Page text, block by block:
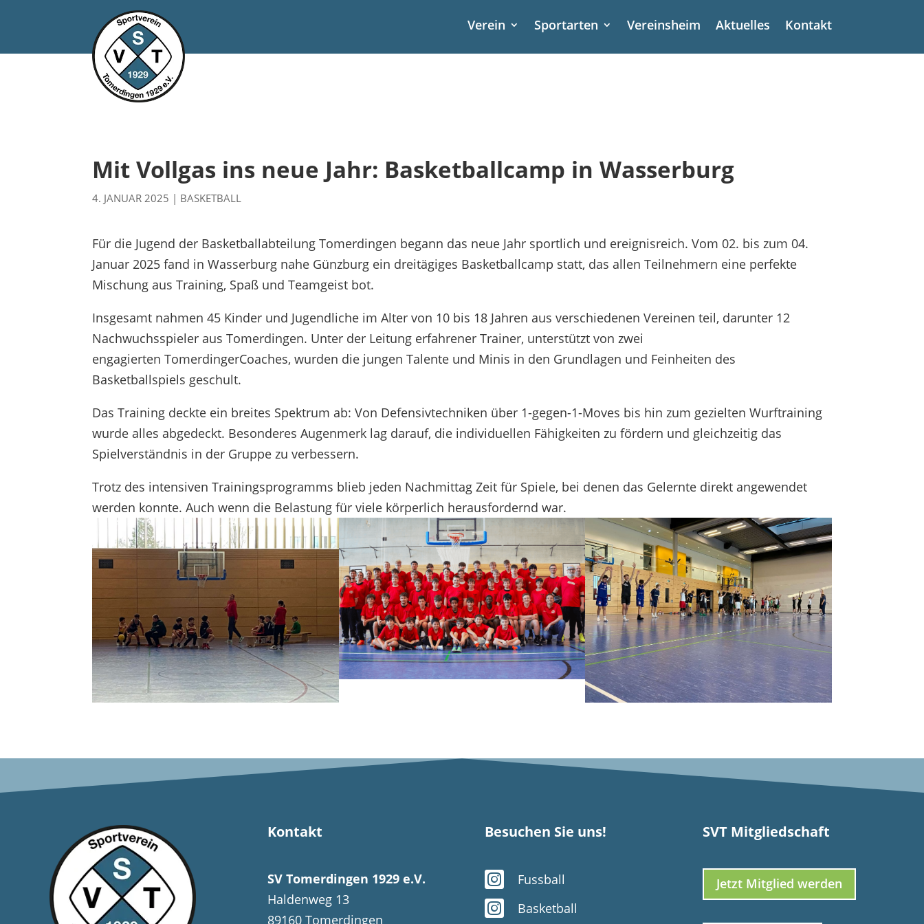
Verein Sportarten Vereinsheim Aktuelles Kontakt
Mit Vollgas ins neue Jahr: Basketballcamp in Wasserburg
4. JANUAR 2025 | BASKETBALL
Für die Jugend der Basketballabteilung Tomerdingen begann das neue Jahr sportlich und ereignisreich. Vom 02. bis zum 04.
Januar 2025 fand in Wasserburg nahe Günzburg ein dreitägiges Basketballcamp statt, das allen Teilnehmern eine perfekte
Mischung aus Training, Spaß und Teamgeist bot.
Insgesamt nahmen 45 Kinder und Jugendliche im Alter von 10 bis 18 Jahren aus verschiedenen Vereinen teil, darunter 12
Nachwuchsspieler aus Tomerdingen. Unter der Leitung erfahrener Trainer, unterstützt von zwei
engagierten TomerdingerCoaches, wurden die jungen Talente und Minis in den Grundlagen und Feinheiten des
Basketballspiels geschult.
Das Training deckte ein breites Spektrum ab: Von Defensivtechniken über 1-gegen-1-Moves bis hin zum gezielten Wurftraining
wurde alles abgedeckt. Besonderes Augenmerk lag darauf, die individuellen Fähigkeiten zu fördern und gleichzeitig das
Spielverständnis in der Gruppe zu verbessern.
Trotz des intensiven Trainingsprogramms blieb jeden Nachmittag Zeit für Spiele, bei denen das Gelernte direkt angewendet
werden konnte. Auch wenn die Belastung für viele körperlich herausfordernd war.
Kontakt
SV Tomerdingen 1929 e.V.
Haldenweg 13
89160 Tomerdingen
Besuchen Sie uns!
 Fussball
 Basketball
SVT Mitgliedschaft
Jetzt Mitglied werden